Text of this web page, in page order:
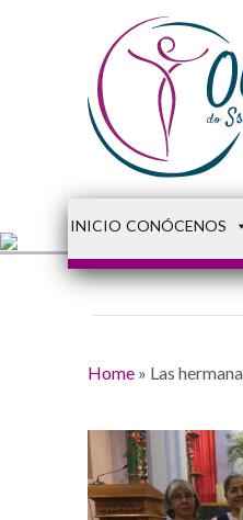
INICIO CONÓCENOS
Home» Las